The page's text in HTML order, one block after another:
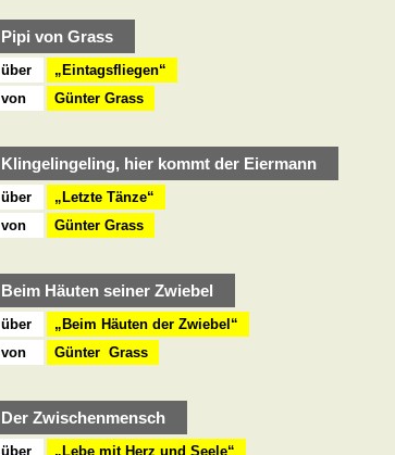
Pipi von Grass
über
„Eintagsfliegen“
von
Günter Grass
Klingelingeling, hier kommt der Eiermann
über
„Letzte Tänze“
von
Günter Grass
Beim Häuten seiner Zwiebel
über
„Beim Häuten der Zwiebel“
von
Günter Grass
Der Zwischenmensch
über „Lebe mit Herz und Seele“